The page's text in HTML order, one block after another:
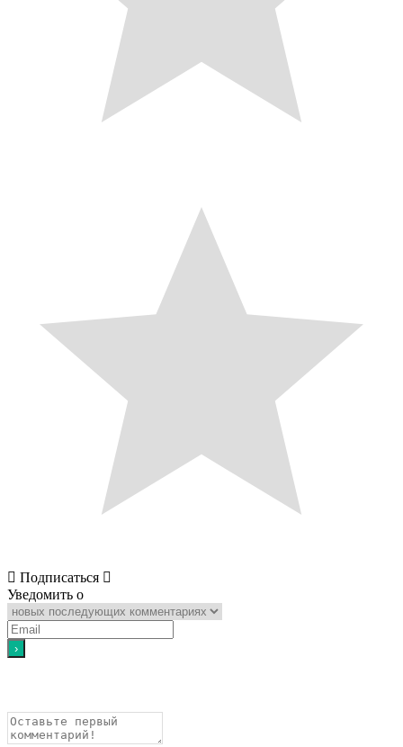
Подписаться
Уведомить о